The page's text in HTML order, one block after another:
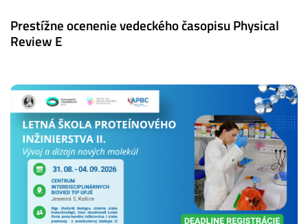
Prestížne ocenenie vedeckého časopisu Physical
Review E